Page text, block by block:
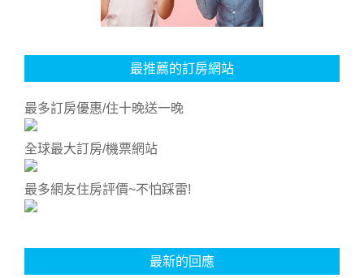
最推薦的訂房網站
最多訂房優惠/住十晚送一晚
全球最大訂房/機票網站
最多網友住房評價~不怕踩雷!
最新的回應